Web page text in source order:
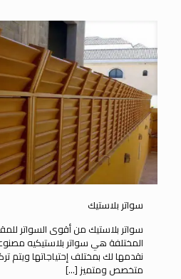
سواتر بلاستيك
سواتر بلاستيك من أقوى السواتر
المختلفة هي سواتر بلاستيكيه
نقدمها لك بمختلف إحتياجاتها ويتم
متخصص ومتميز […]